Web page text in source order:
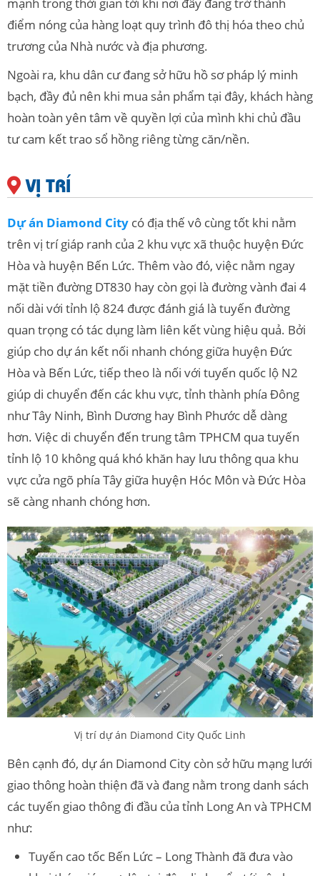
điểm nóng của hàng loạt quy trình đô thị hóa theo chủ
trương của Nhà nước và địa phương.
Ngoài ra, khu dân cư đang sở hữu hồ sơ pháp lý minh
bạch, đầy đủ nên khi mua sản phẩm tại đây, khách hàng
hoàn toàn yên tâm về quyền lợi của mình khi chủ đầu
tư cam kết trao sổ hồng riêng từng căn/nền.
VỊ TRÍ
Dự án Diamond City có địa thế vô cùng tốt khi nằm
trên vị trí giáp ranh của 2 khu vực xã thuộc huyện Đức
Hòa và huyện Bến Lức. Thêm vào đó, việc nằm ngay
mặt tiền đường DT830 hay còn gọi là đường vành đai 4
nối dài với tỉnh lộ 824 được đánh giá là tuyến đường
quan trọng có tác dụng làm liên kết vùng hiệu quả. Bởi
giúp cho dự án kết nối nhanh chóng giữa huyện Đức
Hòa và Bến Lức, tiếp theo là nối với tuyến quốc lộ N2
giúp di chuyển đến các khu vực, tỉnh thành phía Đông
như Tây Ninh, Bình Dương hay Bình Phước dễ dàng
hơn. Việc di chuyển đến trung tâm TPHCM qua tuyến
tỉnh lộ 10 không quá khó khăn hay lưu thông qua khu
vực cửa ngõ phía Tây giữa huyện Hóc Môn và Đức Hòa
sẽ càng nhanh chóng hơn.
Vị trí dự án Diamond City Quốc Linh
Bên cạnh đó, dự án Diamond City còn sở hữu mạng lưới
giao thông hoàn thiện đã và đang nằm trong danh sách
các tuyến giao thông đi đầu của tỉnh Long An và TPHCM
như:
Tuyến cao tốc Bến Lức – Long Thành đã đưa vào